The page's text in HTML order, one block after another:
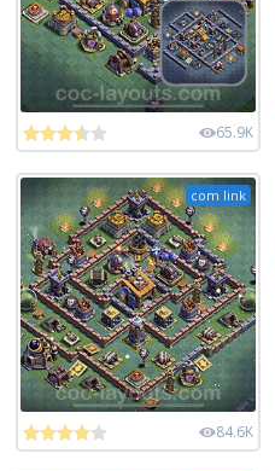
65.9K
com link
84.6K